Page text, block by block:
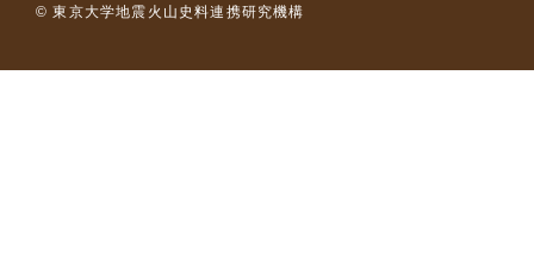
© 東京大学地震火山史料連携研究機構